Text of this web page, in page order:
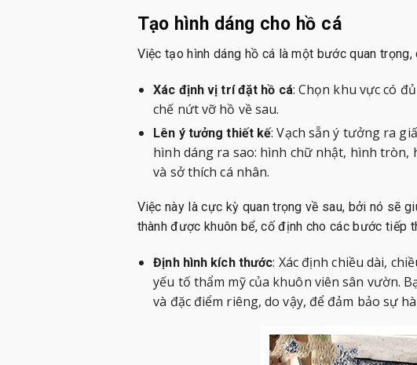
Tạo hình dáng cho hồ cá
Việc tạo hình dáng hồ cá là một bước quan
Xác định vị trí đặt hồ cá: Chọn khu vực có
chế nứt vỡ hồ về sau.
Lên ý tưởng thiết kế: Vạch sẵn ý tưởng ra
hình dáng ra sao: hình chữ nhật, hình
và sở thích cá nhân.
Việc này là cực kỳ quan trọng về sau, bởi nó sẽ
thành được khuôn bể, cố định cho các bước tiếp
Định hình kích thước: Xác định chiều dài,
yếu tố thẩm mỹ của khuôn viên sân vườn.
và đặc điểm riêng, do vậy, để đảm bảo sự